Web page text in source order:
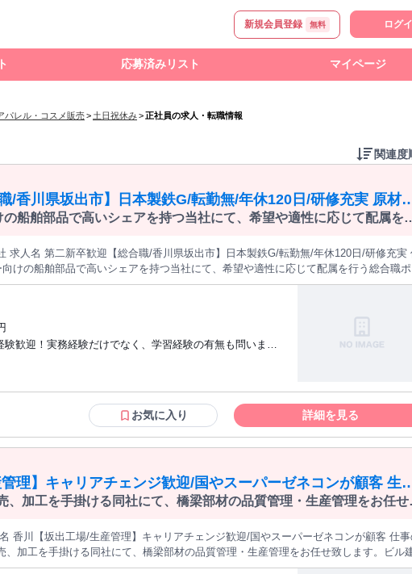
新規会員登録 無料 ログ
応募済みリスト マイページ
パレル・コスメ販売> 土日祝休み>正社員の求人・転職情報
関連度
/香川県坂出市】日本製鉄G/転勤無/年休120日/研修充実 原材
船舶部品で高いシェアを持つ当社にて、希望や適性に応じて配属を
に
仕
けの船舶部品で高いシェアを持つ当社にて、希望や適性に応じて配属を行う総合職
ら長期的なキャリア形成を目指す第二新卒の方をはじめ、未経験から確実に キャリア
育体制を設けておりますのでまずは面接にて研修過程や過去入社者の事例をお聞きく
】※ご希望や適性を踏まえ以下いずれかに配属 ・CADオペレータ：専用ソフト(CAD)を
の作成・確認業務を担当 ・資材購買：主にグループ会社である日本製鉄や鋼材メーカ
合職/香川県坂出市】日本製鉄G/転勤無/年休
歓迎！実務経験だけでなく、学習経験の有無も問いませ
転勤がなく安定してライフプランを立てられる ○研修体制
ロから購買業務を学べる 【研修】詳細に個人別の研修カリ
合のチェック シート等を運用しており、しっかり順序立て
、入社後半年程度は先輩がマンツーマンで担当し質問しや
お気に入り 詳細を見る
理】キャリアチェンジ歓迎/国やスーパーゼネコンが顧客 生
、加工を手掛ける同社にて、橋梁部材の品質管理・生産管理をお任せ
、加工を手掛ける同社にて、橋梁部材の品質管理・生産管理をお任せ致します。ビル
に必要不可欠な製品を扱います。 ■加工された鋼材の品質管理（溶接の品